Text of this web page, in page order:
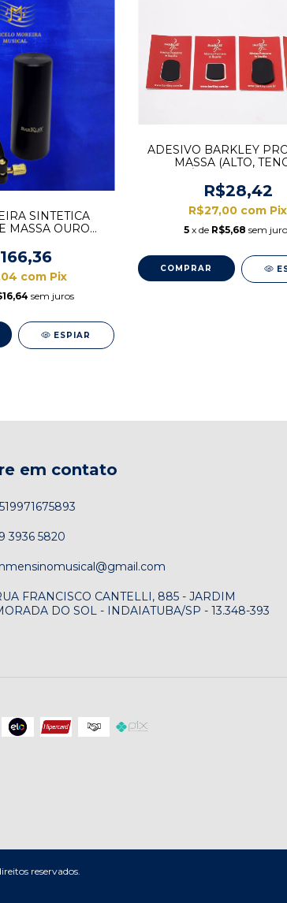
SINTETICA
MASSA OURO
com Pix
sem juros
ESPIAR
ADESIVO BARKLEY
MASSA (ALTO,
EMBORRACHADO
R$28,42
R$27,00 com Pix
5 x de R$5,68 sem
em contato
3936 5820
FRANCISCO CANTELLI, 885 - JARDIM
DO SOL - INDAIATUBA/SP - 13.348-393
reservados.